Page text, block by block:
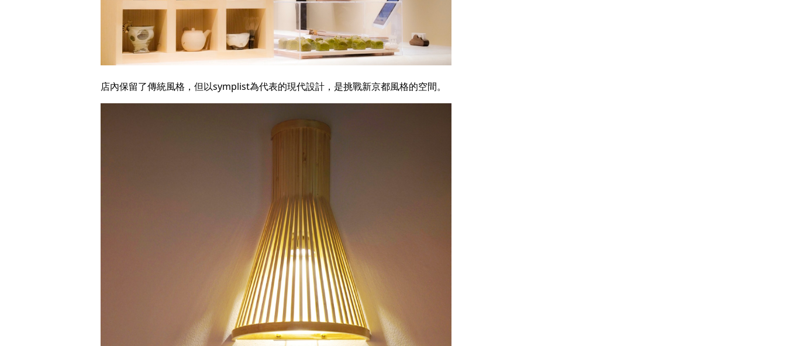
店內保留了傳統風格，但以symplist為代表的現代設計，是挑戰新京都風格的空間。